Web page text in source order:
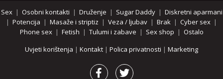
Sex| Osobni kontakti | Druženje | Sugar Daddy| Diskretni aparmani
| Potencija | Masaže i striptiz | Veza / ljubav | Brak | Cyber sex |
Phone sex| Fetish | Tulumi i zabave | Sex shop | Ostalo
Uvjeti korištenja | Kontakt | Polica privatnosti | Marketing